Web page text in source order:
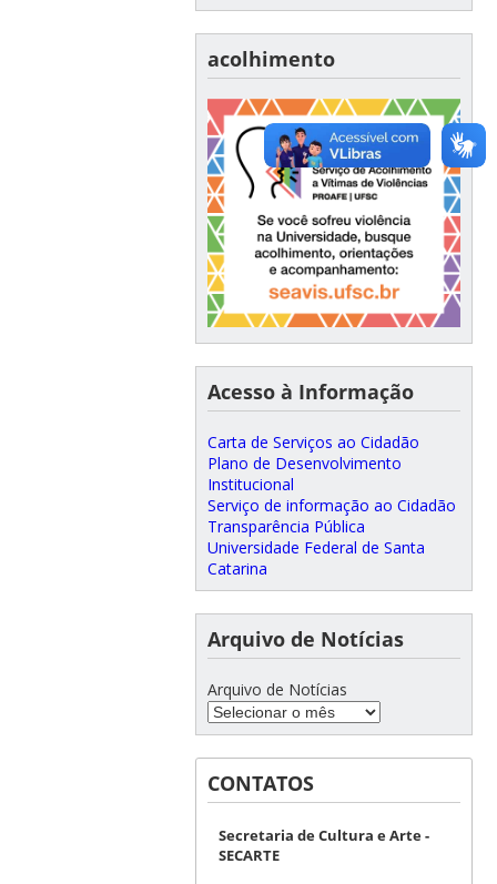
acolhimento
Acesso à Informação
Carta de Serviços ao Cidadão
Plano de Desenvolvimento
Institucional
Serviço de informação ao Cidadão
Transparência Pública
Universidade Federal de Santa
Catarina
Arquivo de Notícias
Arquivo de Notícias
CONTATOS
Secretaria de Cultura e Arte -
SECARTE